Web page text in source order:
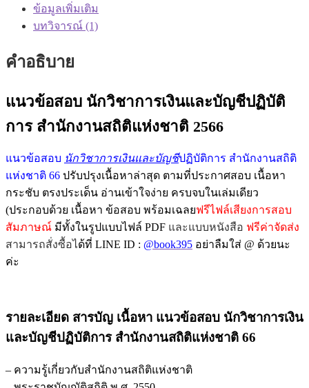
ข้อมูลเพิ่มเติม
บทวิจารณ์ (1)
คำอธิบาย
แนวข้อสอบ นักวิชาการเงินและบัญชีปฏิบัติ
การ สำนักงานสถิติแห่งชาติ 2566
แนวข้อสอบ นักวิชาการเงินและบัญชีปฏิบัติการ สำนักงานสถิติ
แห่งชาติ 66 ปรับปรุงเนื้อหาล่าสุด ตามที่ประกาศสอบ เนื้อหา
กระชับ ตรงประเด็น อ่านเข้าใจง่าย ครบจบในเล่มเดียว
(ประกอบด้วย เนื้อหา ข้อสอบ พร้อมเฉลยฟรีไฟล์เสียงการสอบ
สัมภาษณ์ มีทั้งในรูปแบบไฟล์ PDF และแบบหนังสือ ฟรีค่าจัดส่ง
สามารถสั่งซื้อได้ที่ LINE ID : @book395 อย่าลืมใส่ @ ด้วยนะ
ค่ะ
รายละเอียด สารบัญ เนื้อหา แนวข้อสอบ นักวิชาการเงิน
และบัญชีปฏิบัติการ สำนักงานสถิติแห่งชาติ 66
– ความรู้เกี่ยวกับสำนักงานสถิติแห่งชาติ